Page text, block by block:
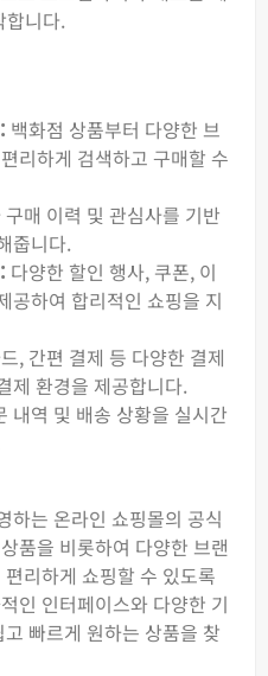
합니다.
백화점 상품부터 다양한 브
리하게 검색하고 구매할 수
구매 이력 및 관심사를 기반
줍니다.
다양한 할인 행사, 쿠폰, 이
공하여 합리적인 쇼핑을 지
, 간편 결제 등 다양한 결제
제 환경을 제공합니다.
내역 및 배송 상황을 실시간
하는 온라인 쇼핑몰의 공식
품을 비롯하여 다양한 브랜
리하게 쇼핑할 수 있도록
인 인터페이스와 다양한 기
빠르게 원하는 상품을 찾